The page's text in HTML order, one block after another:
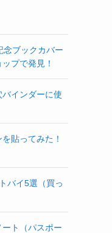
念ブックカバー
プで発見！
バインダーに使
貼ってみた！
バイ5選（買っ
ト（パスポー